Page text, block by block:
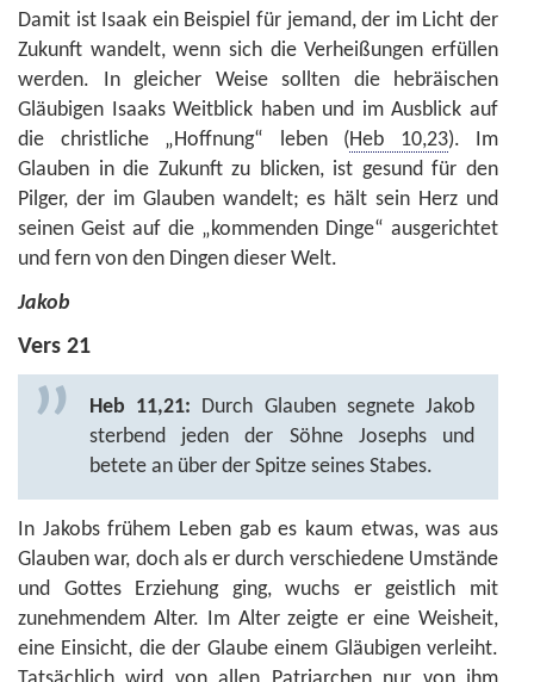
Damit ist Isaak ein Beispiel für jemand, der im Licht der
Zukunft wandelt, wenn sich die Verheißungen erfüllen
werden. In gleicher Weise sollten die hebräischen
Gläubigen Isaaks Weitblick haben und im Ausblick auf
die christliche „Hoffnung“ leben (Heb 10,23). Im
Glauben in die Zukunft zu blicken, ist gesund für den
Pilger, der im Glauben wandelt; es hält sein Herz und
seinen Geist auf die „kommenden Dinge“ ausgerichtet
und fern von den Dingen dieser Welt.
Jakob
Vers 21
Heb 11,21: Durch Glauben segnete Jakob
sterbend jeden der Söhne Josephs und
betete an über der Spitze seines Stabes.
In Jakobs frühem Leben gab es kaum etwas, was aus
Glauben war, doch als er durch verschiedene Umstände
und Gottes Erziehung ging, wuchs er geistlich mit
zunehmendem Alter. Im Alter zeigte er eine Weisheit,
eine Einsicht, die der Glaube einem Gläubigen verleiht.